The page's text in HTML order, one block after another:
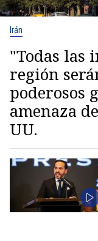
Irán
"Todas las
región
poderosos
amenaza
UU.